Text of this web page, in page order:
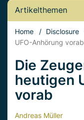
Artikelthemen
Home / Disclosure
UFO-Anhörung vorab
Die
heutigen
vorab
Andreas Müller